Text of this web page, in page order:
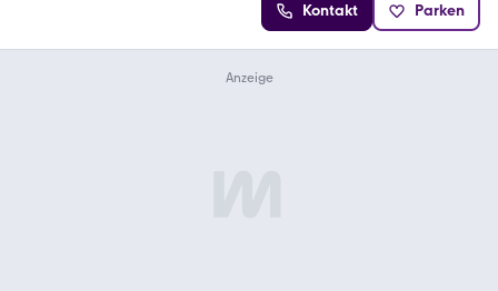
Kontakt Parken